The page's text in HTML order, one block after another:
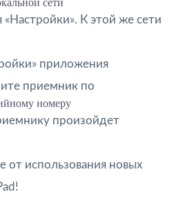
К этой же сети
приложения
приемник по
номеру
произойдет
от использования новых